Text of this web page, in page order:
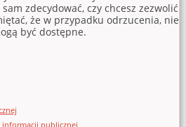
publicznej
zdecydować, czy chcesz zezwolić
że w przypadku odrzucenia, nie
być dostępne.